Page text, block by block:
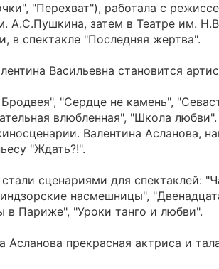
"Перехват"), работала с
А.С.Пушкина, затем в Театре им.
в спектакле "Последняя жертва".
Васильевна становится
"Сердце не камень",
влюбленная", "Школа
Валентина Асланова,
"Ждать?!".
сценариями для спектаклей:
насмешницы",
в Париже", "Уроки танго и любви".
Асланова прекрасная актриса и